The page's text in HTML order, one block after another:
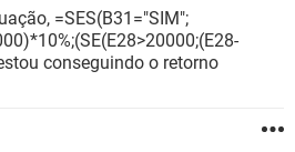
GMAIL
EXCEL
GMAIL
WHATSAPP
FACEBOOK
=SES(B31="SIM";
conseguindo o retorno